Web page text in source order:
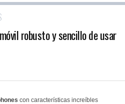
robusto y sencillo de usar
con características increíbles